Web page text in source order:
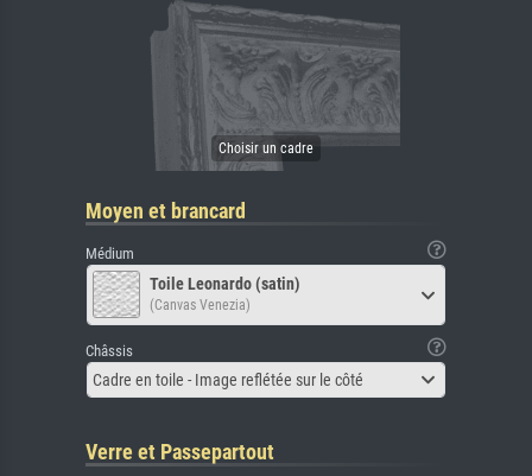
Moyen et brancard
Médium
Toile Leonardo (satin)
(Canvas Venezia)
Châssis
Cadre en toile - Image reflétée sur le côté
Verre et Passepartout